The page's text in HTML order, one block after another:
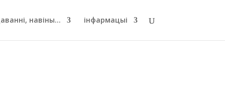
навіны... інфармацыі